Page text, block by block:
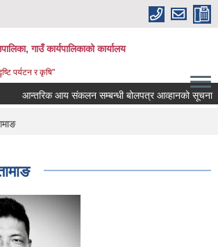
गाउँ कार्यपालिकाको कार्यालय
पर्यटन र कृषि"
आन्तरिक आय संकलन सम्बन्धी बोलपत्र आव्हानको सूचना